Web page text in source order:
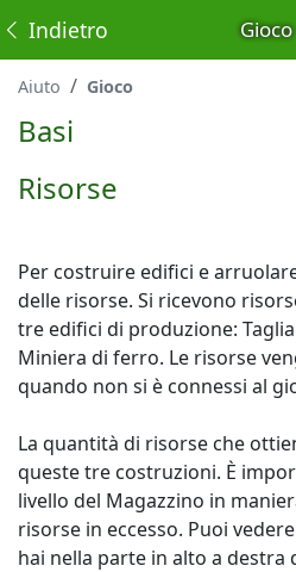
Gioco
Indietro
Aiuto Gioco
Basi
Risorse
Per costruire edifici e
delle risorse. Si ricevono
tre edifici di produzione:
Miniera di ferro. Le risorse
quando non si è connessi al
La quantità di risorse che
queste tre costruzioni. È
livello del Magazzino in
risorse in eccesso. Puoi
hai nella parte in alto a destra